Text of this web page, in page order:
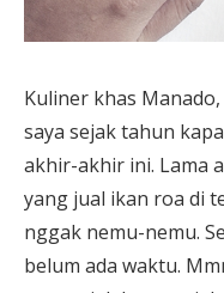
Kuliner khas
saya sejak tahun
akhir-akhir ini. Lama
yang jual ikan roa di
nggak nemu-nemu.
belum ada waktu.